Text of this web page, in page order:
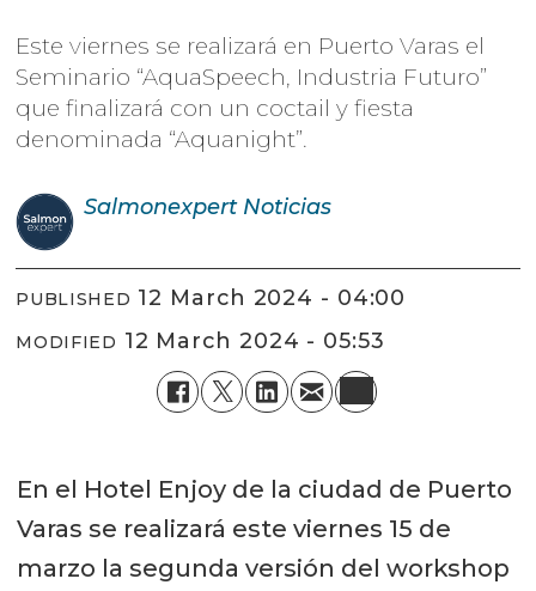
Este viernes se realizará en Puerto Varas el
Seminario “AquaSpeech, Industria Futuro”
que finalizará con un coctail y fiesta
denominada “Aquanight”.
Salmonexpert Noticias
PUBLISHED 12 March 2024 - 04:00
MODIFIED 12 March 2024 - 05:53
En el Hotel Enjoy de la ciudad de Puerto
Varas se realizará este viernes 15 de
marzo la segunda versión del workshop